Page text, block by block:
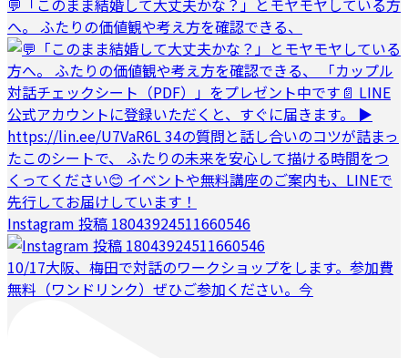
へ。 ふたりの価値観や考え方を確認できる、
Instagram 投稿 18043924511660546
10/17大阪、梅田で対話のワークショップをします。参加費
無料（ワンドリンク）ぜひご参加ください。今